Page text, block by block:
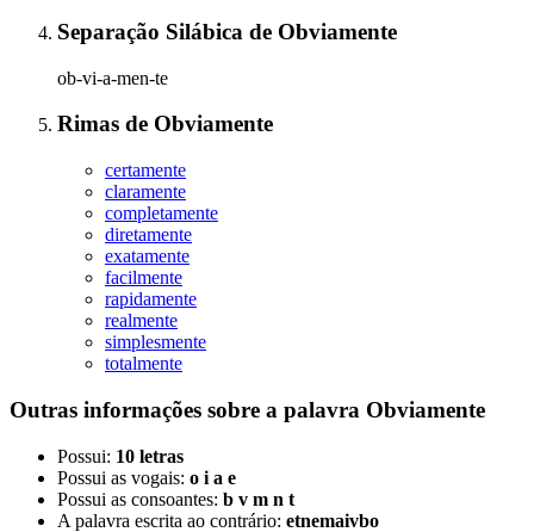
Separação Silábica de Obviamente
ob-vi-a-men-te
Rimas de Obviamente
certamente
claramente
completamente
diretamente
exatamente
facilmente
rapidamente
realmente
simplesmente
totalmente
Outras informações sobre a palavra Obviamente
Possui: 10 letras
Possui as vogais: o i a e
Possui as consoantes: b v m n t
A palavra escrita ao contrário: etnemaivbo